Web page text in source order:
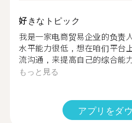
好きなトピック
我是一家电商贸易企业的负责
水平能力很低，想在咱们平台
流沟通，来提高自己的综合能
もっと見る
アプリをダ